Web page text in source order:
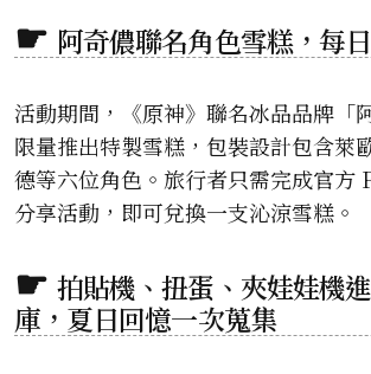
阿奇儂聯名角色雪糕，每
活動期間，《原神》聯名冰品品牌「
限量推出特製雪糕，包裝設計包含萊
德等六位角色。旅行者只需完成官方
分享活動，即可兌換一支沁涼雪糕。
拍貼機、扭蛋、夾娃娃機
庫，夏日回憶一次蒐集